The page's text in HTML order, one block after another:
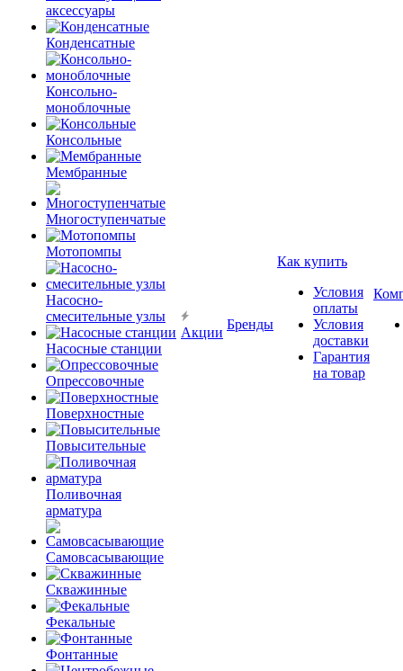
аксессуары
Конденсатные
Консольно-
моноблочные
Консольные
Мембранные
Многоступенчатые
Мотопомпы
Насосно-
смесительные узлы
Насосные станции
Опрессовочные
Поверхностные
Повысительные
Поливочная
арматура
Самовсасывающие
Скважинные
Фекальные
Фонтанные
Акции
Бренды
Как купить
Условия
оплаты
Условия
доставки
Гарантия
на товар